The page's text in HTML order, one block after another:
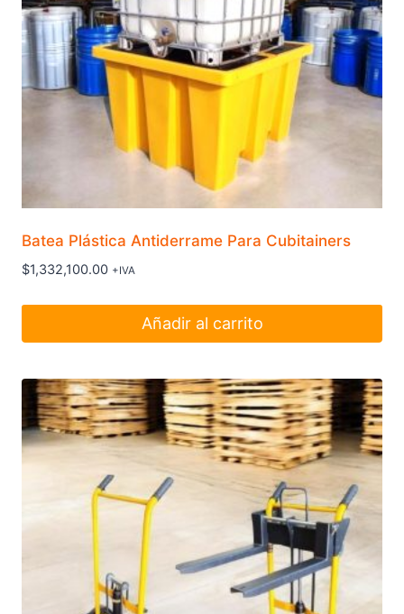
Batea Plástica Antiderrame Para Cubitainers
$1,332,100.00 +IVA
Añadir al carrito